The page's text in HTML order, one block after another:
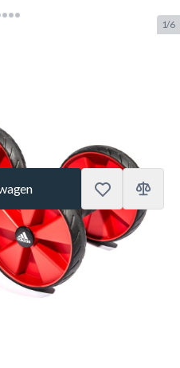
1/6
Op voorraad
van het bovenlichaam te